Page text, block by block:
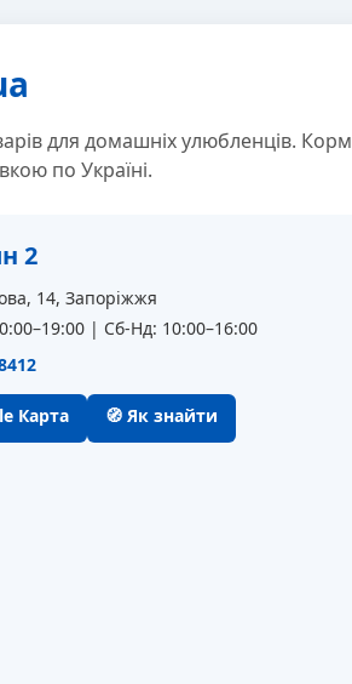
для домашніх улюбленців. Корм
по Україні.
2
14, Запоріжжя
| Сб-Нд: 10:00–16:00
Карта 🧭 Як знайти